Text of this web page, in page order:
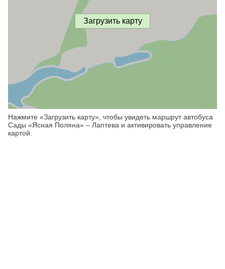
Загрузить карту
Нажмите «Загрузить карту», чтобы увидеть маршрут автобуса
Сады «Ясная Поляна» – Лаптева и активировать управление
картой.